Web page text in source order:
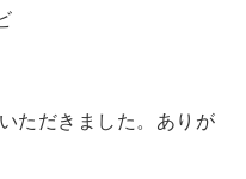
ただきました。ありが